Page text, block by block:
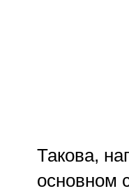
Такова,
основном